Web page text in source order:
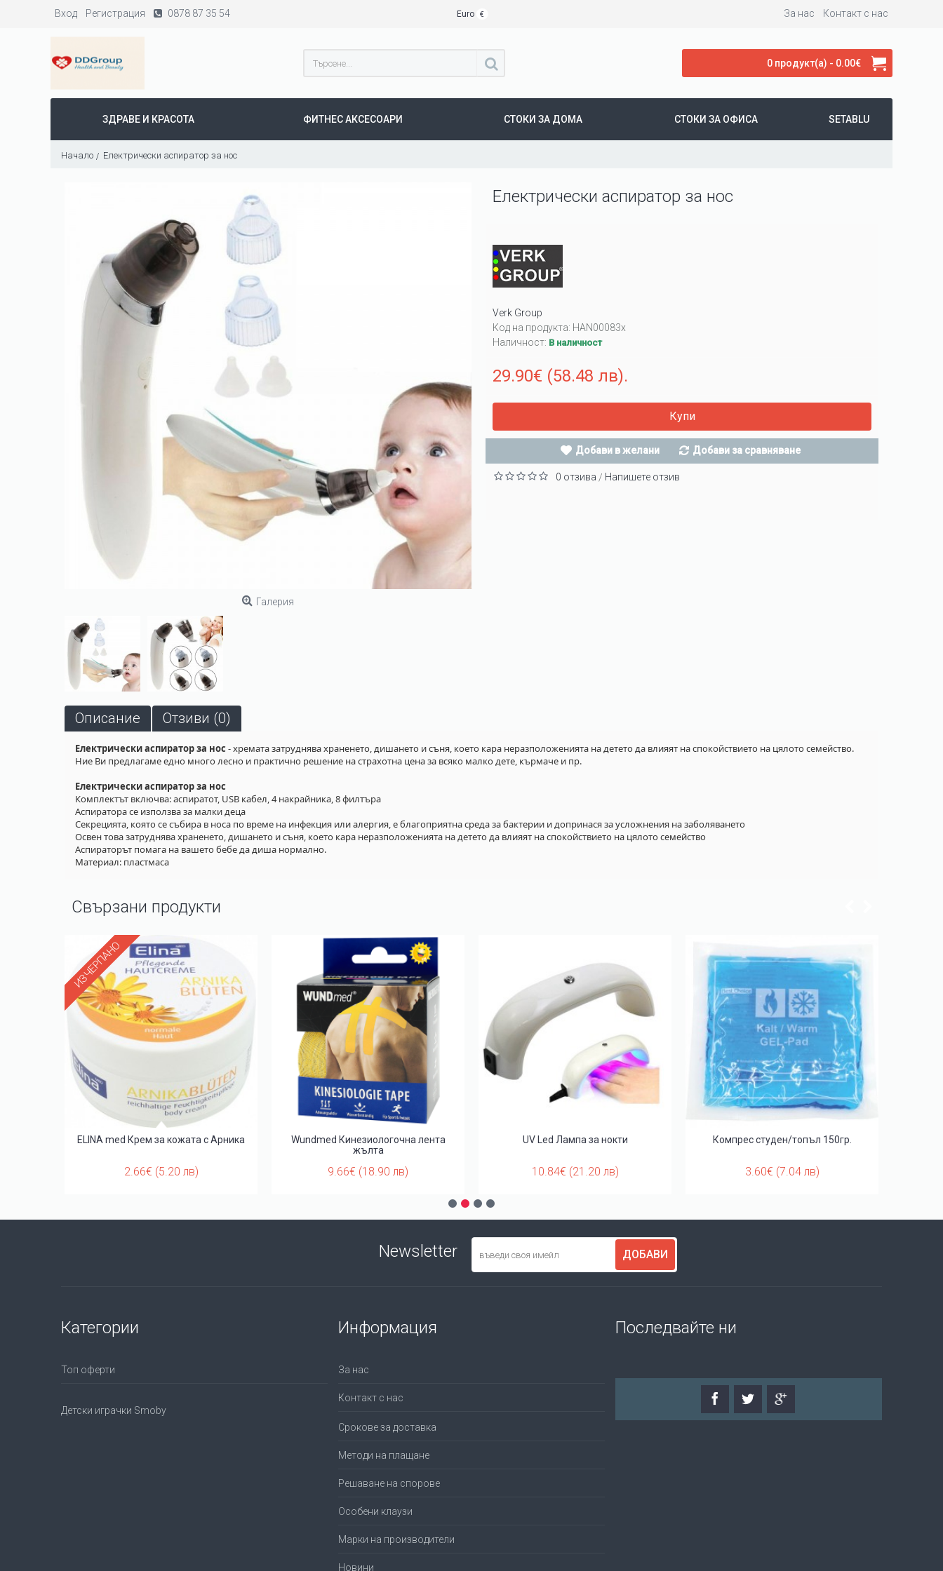
Вход Регистрация 0878 87 35 54 Euro € За нас Контакт с нас
0 продукт(а) - 0.00€
ЗДРАВЕ И КРАСОТА ФИТНЕС АКСЕСОАРИ СТОКИ ЗА ДОМА СТОКИ ЗА ОФИСА SETABLU
Начало Електрически аспиратор за нос
Галерия
Електрически аспиратор за нос
Verk Group
Код на продукта: HAN00083x
Наличност: В наличност
29.90€ (58.48 лв).
Купи
Добави в желани Добави за сравняване
0 отзива / Напишете отзив
Описание Отзиви (0)
Електрически аспиратор за нос - хремата затруднява храненето, дишането и съня, което кара неразположенията на детето да влияят на спокойствието на цялото семейство.
Ние Ви предлагаме едно много лесно и практично решение на страхотна цена за всяко малко дете, кърмаче и пр.
Електрически аспиратор за нос
Комплектът включва: аспиратот, USB кабел, 4 накрайника, 8 филтъра
Аспиратора се използва за малки деца
Секрецията, която се събира в носа по време на инфекция или алергия, е благоприятна среда за бактерии и допринася за усложнения на заболяването
Освен това затруднява храненето, дишането и съня, което кара неразположенията на детето да влияят на спокойствието на цялото семейство
Аспираторът помага на вашето бебе да диша нормално.
Материал: пластмаса
Свързани продукти
ИЗЧЕРПАНО
ELINA med Крем за кожата с Арника
2.66€ (5.20 лв)
Wundmed Кинезиологочна лента
жълта
9.66€ (18.90 лв)
UV Led Лампа за нокти
10.84€ (21.20 лв)
Компрес студен/топъл 150гр.
3.60€ (7.04 лв)
Newsletter ДОБАВИ
Категории
Топ оферти
Детски играчки Smoby
Информация
За нас
Контакт с нас
Срокове за доставка
Методи на плащане
Решаване на спорове
Особени клаузи
Марки на производители
Новини
Последвайте ни